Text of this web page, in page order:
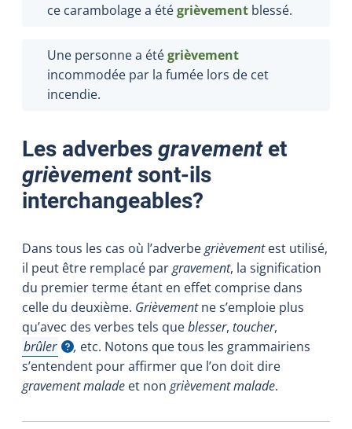
ce carambolage a étégrièvement blessé.
Une personne a étégrièvement
incommodée par la fumée lors de cet
incendie.
Les adverbes gravementet
grièvementsont-ils
interchangeables?
Dans tous les cas où l’adverbegrièvementest utilisé,
il peut être remplacé pargravement, la signification
du premier terme étant en effet comprise dans
celle du deuxième. Grièvementne s’emploie plus
qu’avec des verbes tels queblesser, toucher,
brûler
Afficher l'infobulle
, etc. Notons que tous les grammairiens
s’entendent pour affirmer que l’on doit dire
gravement malade et non grièvement malade.